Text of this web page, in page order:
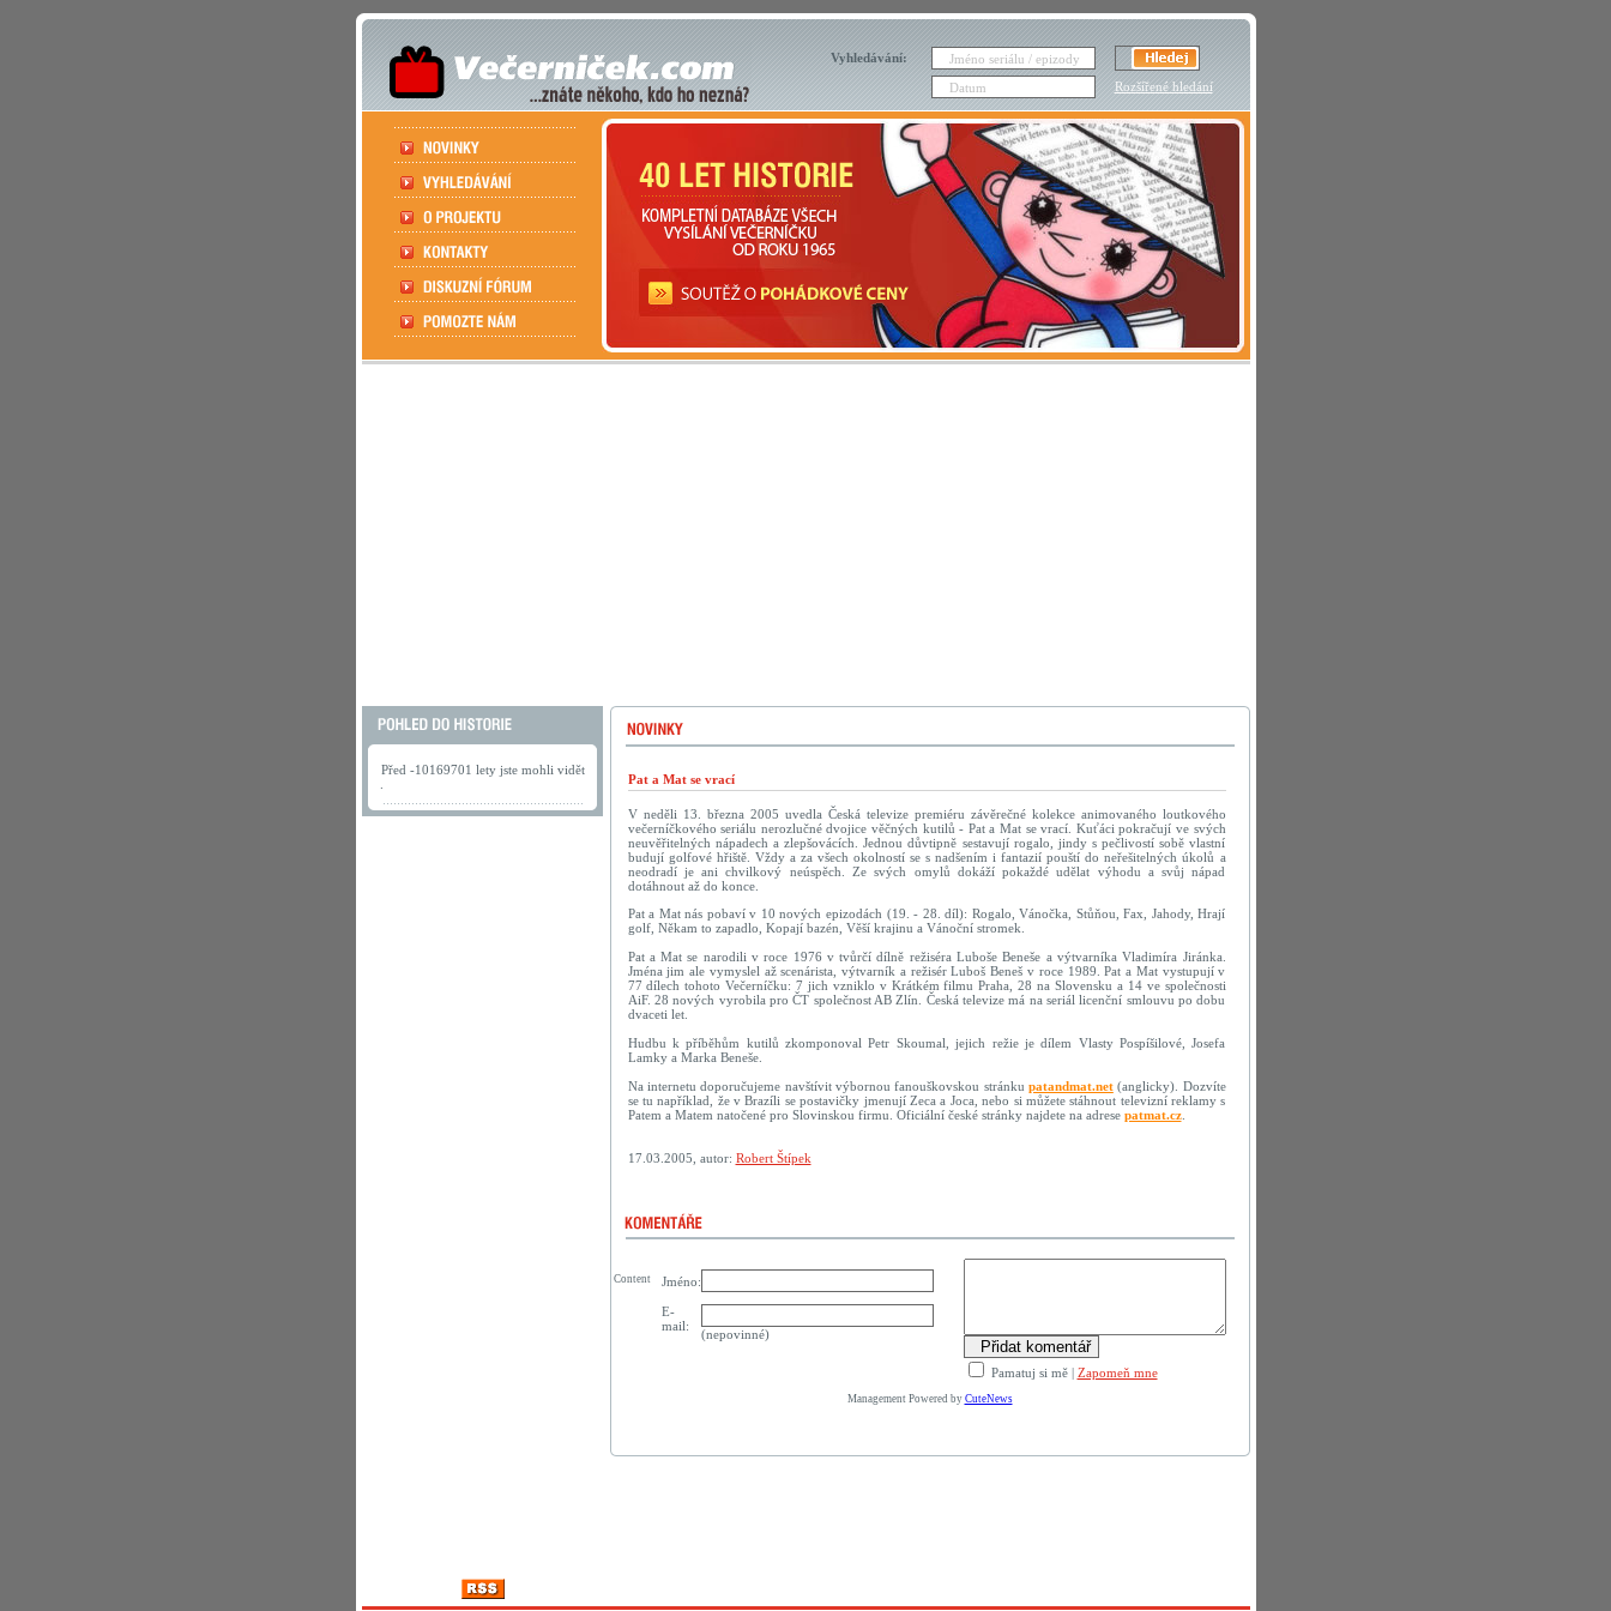
Vyhledávání:
Rozšířené hledání
Před -10169701 lety jste mohli vidět
Pat a Mat se vrací
V neděli 13. března 2005 uvedla Česká televize premiéru závěrečné kolekce animovaného loutkového
večerníčkového seriálu nerozlučné dvojice věčných kutilů - Pat a Mat se vrací. Kuťáci pokračují ve svých
neuvěřitelných nápadech a zlepšovácích. Jednou důvtipně sestavují rogalo, jindy s pečlivostí sobě vlastní
budují golfové hřiště. Vždy a za všech okolností se s nadšením i fantazií pouští do neřešitelných úkolů a
neodradí je ani chvilkový neúspěch. Ze svých omylů dokáží pokaždé udělat výhodu a svůj nápad
dotáhnout až do konce.
Pat a Mat nás pobaví v 10 nových epizodách (19. - 28. díl): Rogalo, Vánočka, Stůňou, Fax, Jahody, Hrají
golf, Někam to zapadlo, Kopají bazén, Věší krajinu a Vánoční stromek.
Pat a Mat se narodili v roce 1976 v tvůrčí dílně režiséra Luboše Beneše a výtvarníka Vladimíra Jiránka.
Jména jim ale vymyslel až scenárista, výtvarník a režisér Luboš Beneš v roce 1989. Pat a Mat vystupují v
77 dílech tohoto Večerníčku: 7 jich vzniklo v Krátkém filmu Praha, 28 na Slovensku a 14 ve společnosti
AiF. 28 nových vyrobila pro ČT společnost AB Zlín. Česká televize má na seriál licenční smlouvu po dobu
dvaceti let.
Hudbu k příběhům kutilů zkomponoval Petr Skoumal, jejich režie je dílem Vlasty Pospíšilové, Josefa
Lamky a Marka Beneše.
Na internetu doporučujeme navštívit výbornou fanouškovskou stránku patandmat.net(anglicky). Dozvíte
se tu například, že v Brazíli se postavičky jmenují Zeca a Joca, nebo si můžete stáhnout televizní reklamy s
Patem a Matem natočené pro Slovinskou firmu. Oficiální české stránky najdete na adrese patmat.cz.
17.03.2005, autor: Robert Štípek
Jméno:
Pamatuj si mě| Zapomeň mne
E-
mail:
(nepovinné)
Content
Management Powered by CuteNews